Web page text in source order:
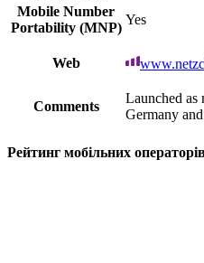
Mobile Number
Portability (MNP)
Yes
Web
Comments
Launched as
Germany
Рейтинг мобільних